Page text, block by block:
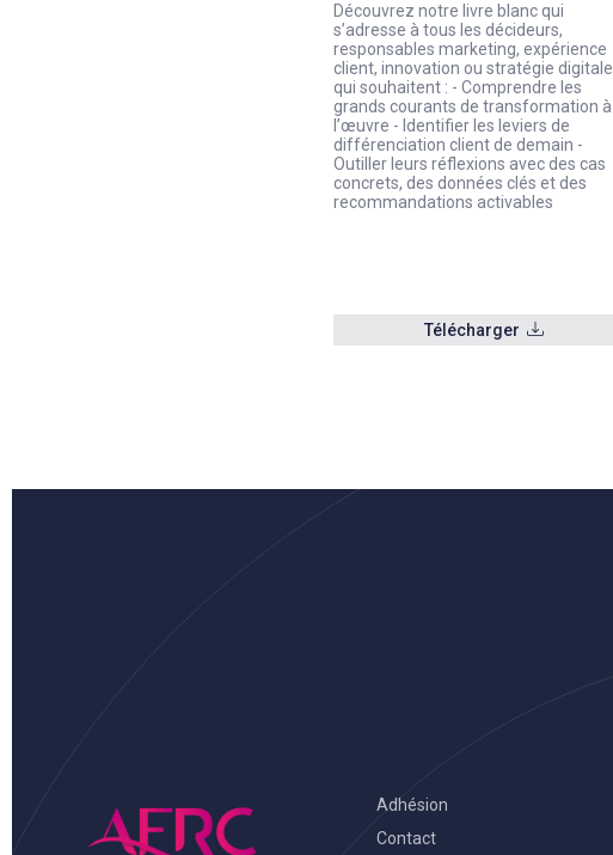
Découvrez notre livre blanc qui
s’adresse à tous les décideurs,
responsables marketing, expérience
client, innovation ou stratégie digitale
qui souhaitent : - Comprendre les
grands courants de transformation à
l’œuvre - Identifier les leviers de
différenciation client de demain -
Outiller leurs réflexions avec des cas
concrets, des données clés et des
recommandations activables
Télécharger
Adhésion
Contact